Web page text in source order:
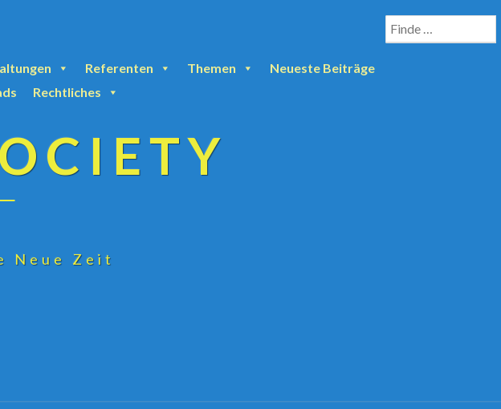
Referenten Themen
Neueste Beiträge
Rechtliches
Neue Zeit